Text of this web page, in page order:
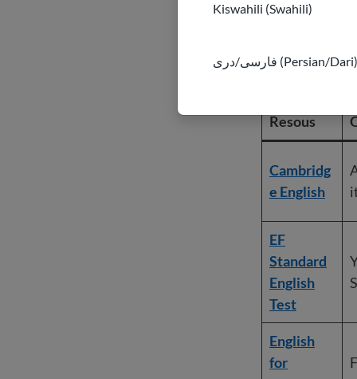
Kiswahili (Swahili)
فارسی/دری (Persian/Dari)
Resous
Resous
Cambridg
e English
EF
Standard
English
Test
English
for